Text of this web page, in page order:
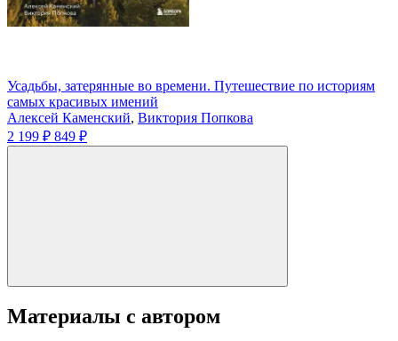
Усадьбы, затерянные во времени. Путешествие по историям
самых красивых имений
Алексей Каменский, Виктория Попкова
2 199 ₽ 849 ₽
Материалы с автором